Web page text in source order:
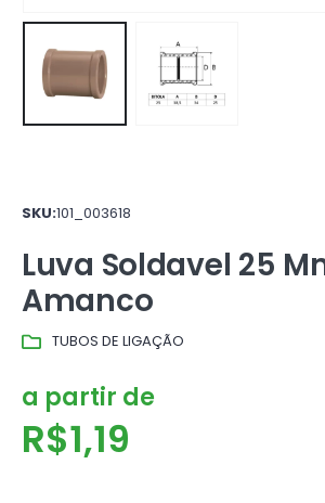
SKU:101_003618
Luva Soldavel 25
Amanco
TUBOS DE LIGAÇÃO
a partir de
R$1,19